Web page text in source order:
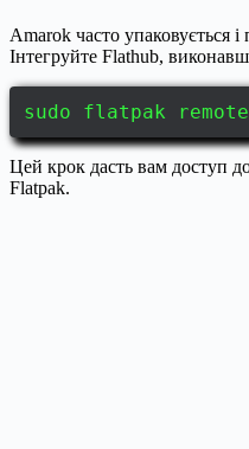
Amarok часто упаковується
Інтегруйте Flathub,
sudo flatpak
Цей крок дасть вам доступ до
Flatpak.